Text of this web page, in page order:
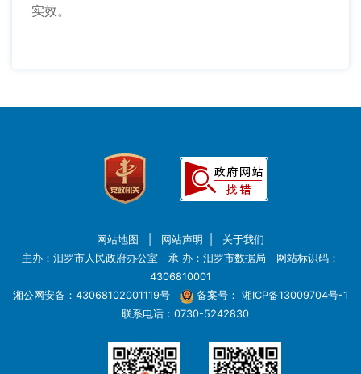
实效。
网站地图 网站声明
关于我们
主办：汨罗市人民政府办公室 承 办：汨罗市数据局 网站标识码：
4306810001
湘公网安备：43068102001119号
备案号： 湘ICP备13009704号-1
联系电话：0730-5242830